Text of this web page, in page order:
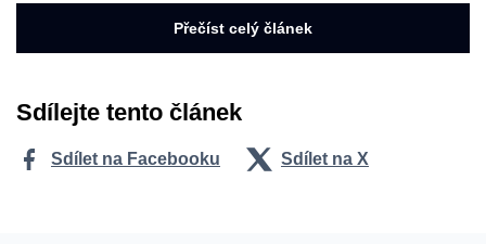
Přečíst celý článek
Sdílejte tento článek
Sdílet na Facebooku Sdílet na X